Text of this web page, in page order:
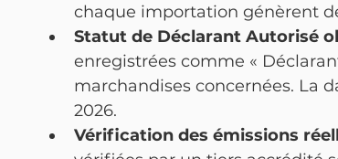
chaque importation génèrent
Statut de Déclarant Autorisé
enregistrées comme «
marchandises concernées. La
2026.
Vérification des émissions